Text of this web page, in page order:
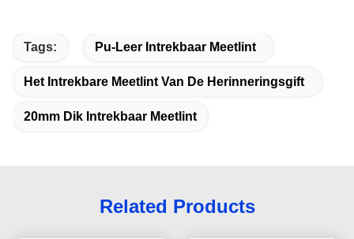
Tags: Pu-Leer Intrekbaar Meetlint
Het Intrekbare Meetlint Van De Herinneringsgift
20mm Dik Intrekbaar Meetlint
Related Products